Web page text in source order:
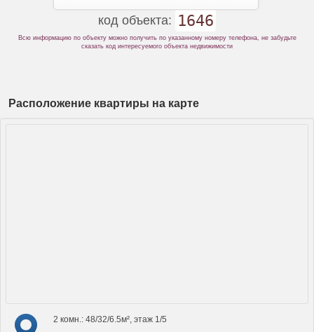
код объекта: 1646
Всю информацию по объекту можно получить по указанному номеру телефона, не забудьте
сказать код интересуемого объекта недвижимости
Расположение квартиры на карте
2 комн.: 48/32/6.5м², этаж 1/5